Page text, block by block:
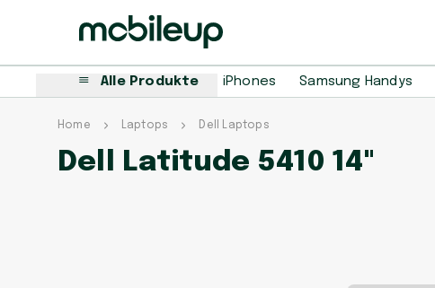
Alle Produkte iPhones Samsung Handys
Home Laptops Dell Laptops
Dell Latitude 5410 14"